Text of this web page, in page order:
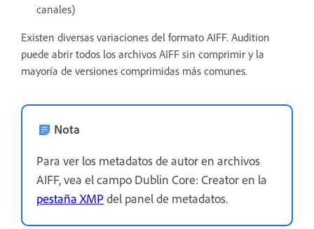
canales)
Existen diversas variaciones del formato AIFF. Audition
puede abrir todos los archivos AIFF sin comprimir y la
mayoría de versiones comprimidas más comunes.
Nota
Para ver los metadatos de autor en archivos
AIFF, vea el campo Dublin Core: Creator en la
pestaña XMP del panel de metadatos.